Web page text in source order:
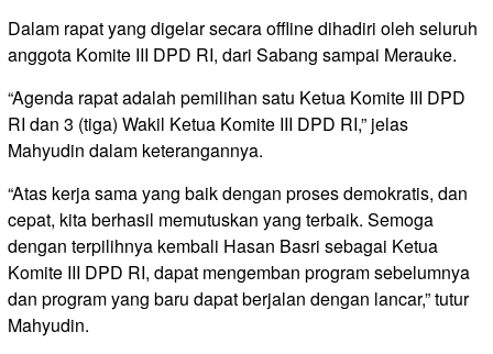
Dalam rapat yang digelar secara offline dihadiri oleh seluruh
anggota Komite III DPD RI, dari Sabang sampai Merauke.
“Agenda rapat adalah pemilihan satu Ketua Komite III DPD
RI dan 3 (tiga) Wakil Ketua Komite III DPD RI,” jelas
Mahyudin dalam keterangannya.
“Atas kerja sama yang baik dengan proses demokratis, dan
cepat, kita berhasil memutuskan yang terbaik. Semoga
dengan terpilihnya kembali Hasan Basri sebagai Ketua
Komite III DPD RI, dapat mengemban program sebelumnya
dan program yang baru dapat berjalan dengan lancar,” tutur
Mahyudin.